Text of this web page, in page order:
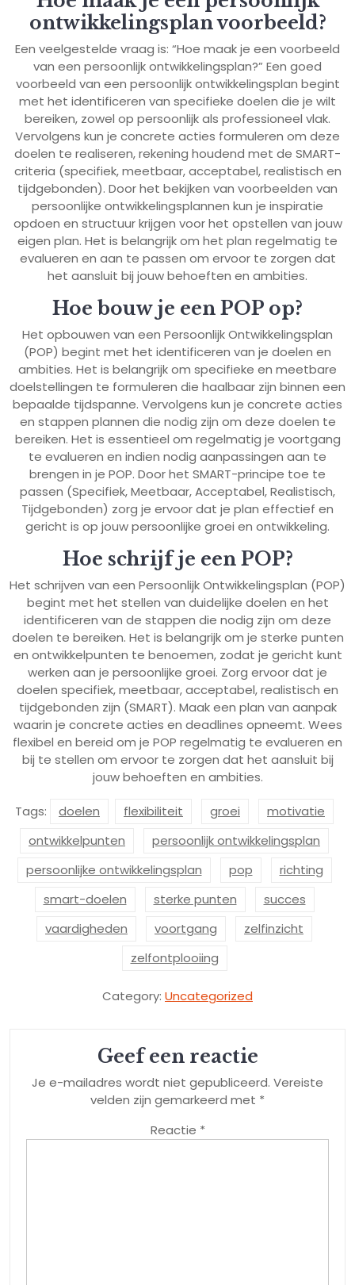
ontwikkelingsplan voorbeeld?
Een veelgestelde vraag is: “Hoe maak je een voorbeeld
van een persoonlijk ontwikkelingsplan?” Een goed
voorbeeld van een persoonlijk ontwikkelingsplan begint
met het identificeren van specifieke doelen die je wilt
bereiken, zowel op persoonlijk als professioneel vlak.
Vervolgens kun je concrete acties formuleren om deze
doelen te realiseren, rekening houdend met de SMART-
criteria (specifiek, meetbaar, acceptabel, realistisch en
tijdgebonden). Door het bekijken van voorbeelden van
persoonlijke ontwikkelingsplannen kun je inspiratie
opdoen en structuur krijgen voor het opstellen van jouw
eigen plan. Het is belangrijk om het plan regelmatig te
evalueren en aan te passen om ervoor te zorgen dat
het aansluit bij jouw behoeften en ambities.
Hoe bouw je een POP op?
Het opbouwen van een Persoonlijk Ontwikkelingsplan
(POP) begint met het identificeren van je doelen en
ambities. Het is belangrijk om specifieke en meetbare
doelstellingen te formuleren die haalbaar zijn binnen een
bepaalde tijdspanne. Vervolgens kun je concrete acties
en stappen plannen die nodig zijn om deze doelen te
bereiken. Het is essentieel om regelmatig je voortgang
te evalueren en indien nodig aanpassingen aan te
brengen in je POP. Door het SMART-principe toe te
passen (Specifiek, Meetbaar, Acceptabel, Realistisch,
Tijdgebonden) zorg je ervoor dat je plan effectief en
gericht is op jouw persoonlijke groei en ontwikkeling.
Hoe schrijf je een POP?
Het schrijven van een Persoonlijk Ontwikkelingsplan (POP)
begint met het stellen van duidelijke doelen en het
identificeren van de stappen die nodig zijn om deze
doelen te bereiken. Het is belangrijk om je sterke punten
en ontwikkelpunten te benoemen, zodat je gericht kunt
werken aan je persoonlijke groei. Zorg ervoor dat je
doelen specifiek, meetbaar, acceptabel, realistisch en
tijdgebonden zijn (SMART). Maak een plan van aanpak
waarin je concrete acties en deadlines opneemt. Wees
flexibel en bereid om je POP regelmatig te evalueren en
bij te stellen om ervoor te zorgen dat het aansluit bij
jouw behoeften en ambities.
Tags: doelen flexibiliteit groei
motivatie
ontwikkelpunten
persoonlijk ontwikkelingsplan
persoonlijke ontwikkelingsplan
pop
richting
smart-doelen
sterke punten
succes
vaardigheden
voortgang
zelfinzicht
zelfontplooiing
Category: Uncategorized
Geef een reactie
Je e-mailadres wordt niet gepubliceerd. Vereiste
velden zijn gemarkeerd met *
Reactie *